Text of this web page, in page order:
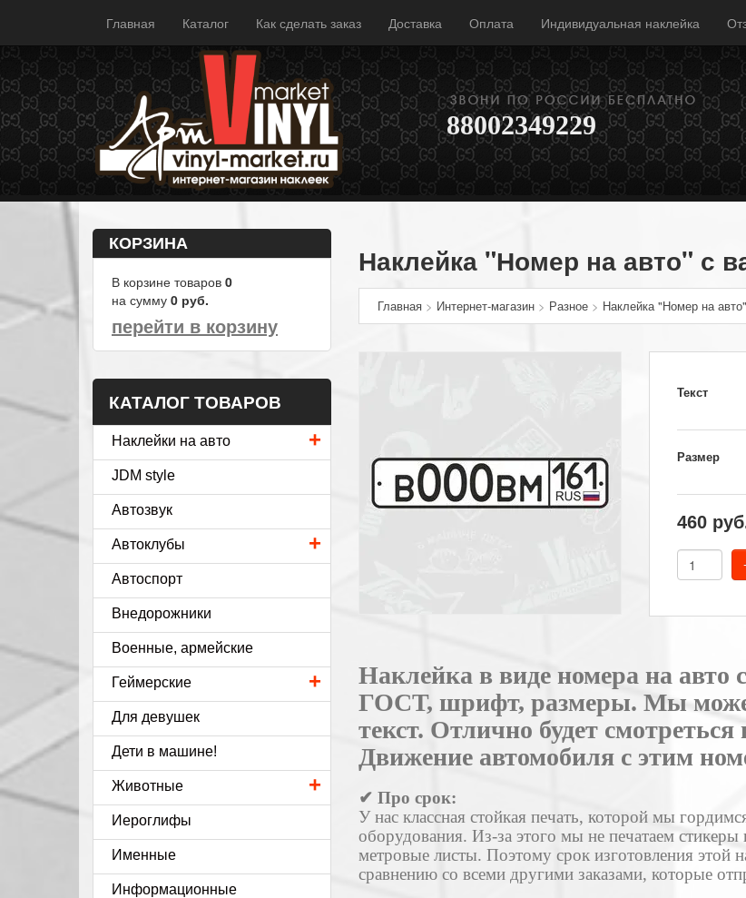
Главная Каталог Как сделать заказ Доставка Оплата Индивидуальная наклейка
88002349229
Наклейка "Номер на авто" с
Главная> Интернет-магазин> Разное> Наклейка "Номер на
Текст
Размер
460
Наклейка в виде номера на
ГОСТ, шрифт, размеры. Мы
текст. Отлично будет
Движение автомобиля с этим
✔ Про срок:
У нас классная стойкая печать, которой мы
оборудования. Из-за этого мы не печатаем
метровые листы. Поэтому срок изготовления этой
сравнению со всеми другими заказами, которые
КОРЗИНА
В корзине товаров 0
на сумму 0 руб.
перейти в корзину
КАТАЛОГ ТОВАРОВ
+
Наклейки на авто
JDM style
Автозвук
+
Автоклубы
Автоспорт
Внедорожники
Военные, армейские
+
Геймерские
Для девушек
Дети в машине!
+
Животные
Иероглифы
Именные
Информационные